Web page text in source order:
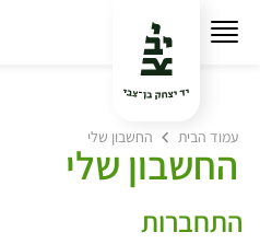
עמוד הבית החשבון שלי
החשבון שלי
התחברות